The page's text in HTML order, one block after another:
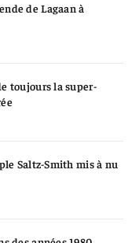
de Lagaan à
toujours la super-
Saltz-Smith mis à nu